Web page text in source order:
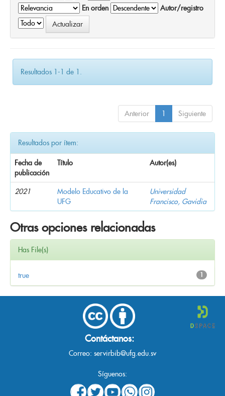
En orden
Autor/registro
Resultados 1-1 de 1.
Anterior 1 Siguiente
Resultados por ítem:
Fecha de
publicación
Título Autor(es)
2021
Modelo Educativo de la
UFG
Universidad
Francisco, Gavidia
Otras opciones relacionadas
Has File(s)
1
true
Contáctanos:
Correo: servirbib@ufg.edu.sv
Síguenos: